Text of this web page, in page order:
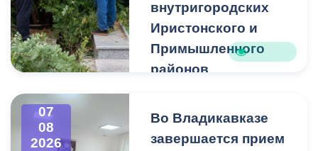
внутригородских
Иристонского и
Примышленного
районов
загущения территории
дикорастущими
07
08
2026
Во Владикавказе
завершается прием